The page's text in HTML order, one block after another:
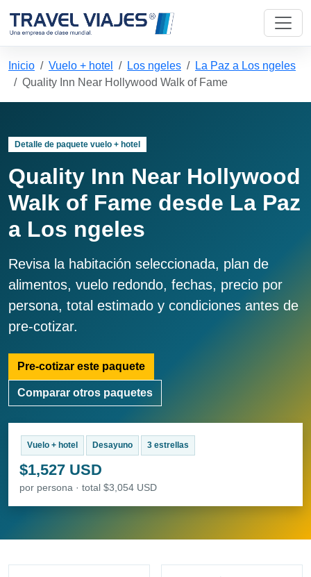
Inicio Vuelo + hotel Los ngeles
La Paz a Los ngeles
Quality Inn Near Hollywood Walk of Fame
Detalle de paquete vuelo + hotel
Quality Inn Near Hollywood
Walk of Fame desde La Paz
a Los ngeles
Revisa la habitación seleccionada, plan de
alimentos, vuelo redondo, fechas, precio por
persona, total estimado y condiciones antes de
pre-cotizar.
Pre-cotizar este paquete
Comparar otros paquetes
Vuelo + hotel Desayuno 3 estrellas
$1,527 USD
por persona · total $3,054 USD